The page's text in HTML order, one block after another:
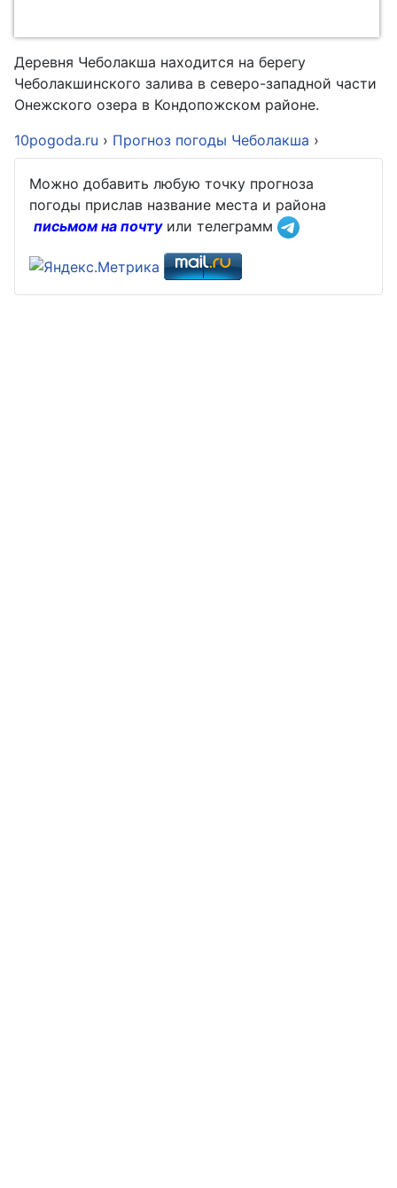
Деревня Чеболакша находится на берегу
Чеболакшинского залива в северо-западной части
Онежского озера в Кондопожском районе.
10pogoda.ru › Прогноз погоды Чеболакша ›
Можно добавить любую точку прогноза
погоды прислав название места и района
письмом на почтуили телеграмм